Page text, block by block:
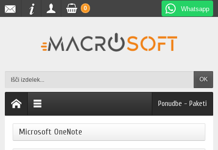
Whatsapp
OK
0
Ponudbe - Paketi
Microsoft OneNote